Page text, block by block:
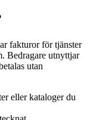
fakturor för tjänster
Bedragare utnyttjar
utan
eller kataloger du